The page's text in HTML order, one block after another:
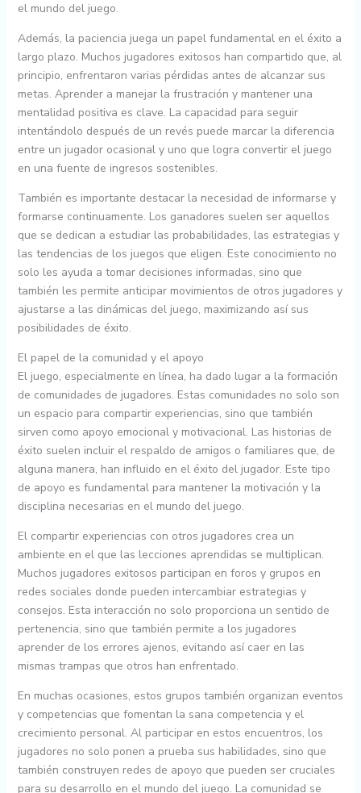
el mundo del juego.
Además, la paciencia juega un papel fundamental en el éxito a
largo plazo. Muchos jugadores exitosos han compartido que, al
principio, enfrentaron varias pérdidas antes de alcanzar sus
metas. Aprender a manejar la frustración y mantener una
mentalidad positiva es clave. La capacidad para seguir
intentándolo después de un revés puede marcar la diferencia
entre un jugador ocasional y uno que logra convertir el juego
en una fuente de ingresos sostenibles.
También es importante destacar la necesidad de informarse y
formarse continuamente. Los ganadores suelen ser aquellos
que se dedican a estudiar las probabilidades, las estrategias y
las tendencias de los juegos que eligen. Este conocimiento no
solo les ayuda a tomar decisiones informadas, sino que
también les permite anticipar movimientos de otros jugadores y
ajustarse a las dinámicas del juego, maximizando así sus
posibilidades de éxito.
El papel de la comunidad y el apoyo
El juego, especialmente en línea, ha dado lugar a la formación
de comunidades de jugadores. Estas comunidades no solo son
un espacio para compartir experiencias, sino que también
sirven como apoyo emocional y motivacional. Las historias de
éxito suelen incluir el respaldo de amigos o familiares que, de
alguna manera, han influido en el éxito del jugador. Este tipo
de apoyo es fundamental para mantener la motivación y la
disciplina necesarias en el mundo del juego.
El compartir experiencias con otros jugadores crea un
ambiente en el que las lecciones aprendidas se multiplican.
Muchos jugadores exitosos participan en foros y grupos en
redes sociales donde pueden intercambiar estrategias y
consejos. Esta interacción no solo proporciona un sentido de
pertenencia, sino que también permite a los jugadores
aprender de los errores ajenos, evitando así caer en las
mismas trampas que otros han enfrentado.
En muchas ocasiones, estos grupos también organizan eventos
y competencias que fomentan la sana competencia y el
crecimiento personal. Al participar en estos encuentros, los
jugadores no solo ponen a prueba sus habilidades, sino que
también construyen redes de apoyo que pueden ser cruciales
para su desarrollo en el mundo del juego. La comunidad se